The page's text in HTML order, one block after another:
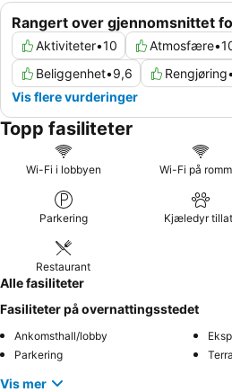
Rangert over gjennomsnittet
Aktiviteter•10 Atmosfære•
Beliggenhet•9,6 Rengjøring•
Vis flere vurderinger
Topp fasiliteter
Wi-Fi i lobbyen Wi-Fi på
Parkering Kjæledyr
Restaurant
Alle fasiliteter
Fasiliteter på overnattingsstedet
Ankomsthall/lobby
Parkering
Vis mer